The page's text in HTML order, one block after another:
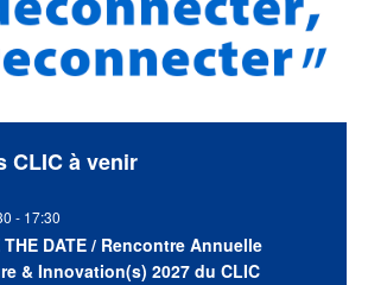
CLIC à venir
- 17:30
THE DATE / Rencontre Annuelle
& Innovation(s) 2027 du CLIC